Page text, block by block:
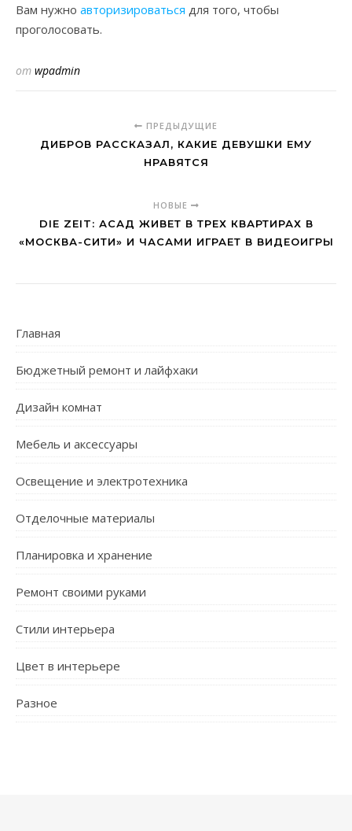
Вам нужно авторизироваться для того, чтобы
проголосовать.
от wpadmin
ПРЕДЫДУЩИЕ
ДИБРОВ РАССКАЗАЛ, КАКИЕ ДЕВУШКИ ЕМУ
НРАВЯТСЯ
НОВЫЕ
DIE ZEIT: АСАД ЖИВЕТ В ТРЕХ КВАРТИРАХ В
«МОСКВА-СИТИ» И ЧАСАМИ ИГРАЕТ В ВИДЕОИГРЫ
Главная
Бюджетный ремонт и лайфхаки
Дизайн комнат
Мебель и аксессуары
Освещение и электротехника
Отделочные материалы
Планировка и хранение
Ремонт своими руками
Стили интерьера
Цвет в интерьере
Разное